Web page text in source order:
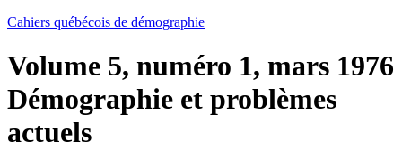
Cahiers québécois de démographie
Volume 5, numéro 1, mars 1976
Démographie et problèmes
actuels